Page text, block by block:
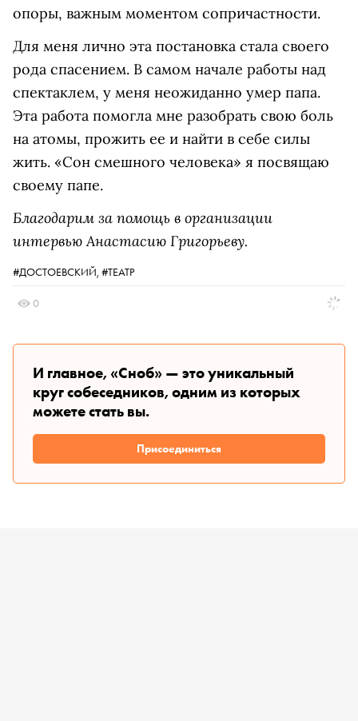
опоры, важным моментом сопричастности.
Для меня лично эта постановка стала своего
рода спасением. В самом начале работы над
спектаклем, у меня неожиданно умер папа.
Эта работа помогла мне разобрать свою боль
на атомы, прожить ее и найти в себе силы
жить. «Сон смешного человека» я посвящаю
своему папе.
Благодарим за помощь в организации
интервью Анастасию Григорьеву.
#ДОСТОЕВСКИЙ, #ТЕАТР
0
И главное, «Сноб» — это уникальный
круг собеседников, одним из которых
можете стать вы.
Присоединиться